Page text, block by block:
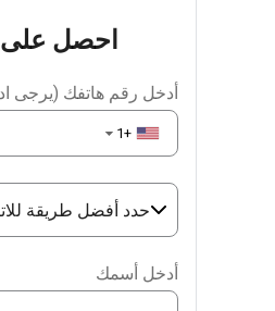
احصل على
أدخل رقم هاتفك (يرجى ادخال
▼
حدد أفضل طريقة للاتصال
Phone
أدخل أسمك